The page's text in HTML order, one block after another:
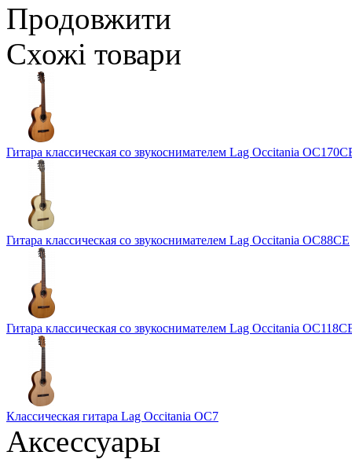
Продовжити
Схожі товари
Гитара классическая со звукоснимателем Lag Occitania
Гитара классическая со звукоснимателем Lag Occitania OC88CE
Гитара классическая со звукоснимателем Lag Occitania
Классическая гитара Lag Occitania OC7
Аксессуары